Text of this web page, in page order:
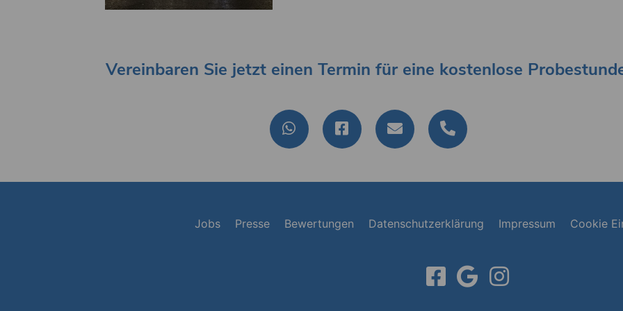
Vereinbaren Sie jetzt einen Termin für eine kostenlose
Jobs Presse Bewertungen Datenschutzerklärung Impressum Cookie